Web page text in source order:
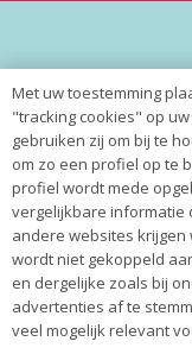
Met uw toestemming
"tracking cookies" op
gebruiken zij om bij te
om zo een profiel op te
profiel wordt mede
vergelijkbare informatie
andere websites
wordt niet gekoppeld
en dergelijke zoals bij
advertenties af te
veel mogelijk relevant